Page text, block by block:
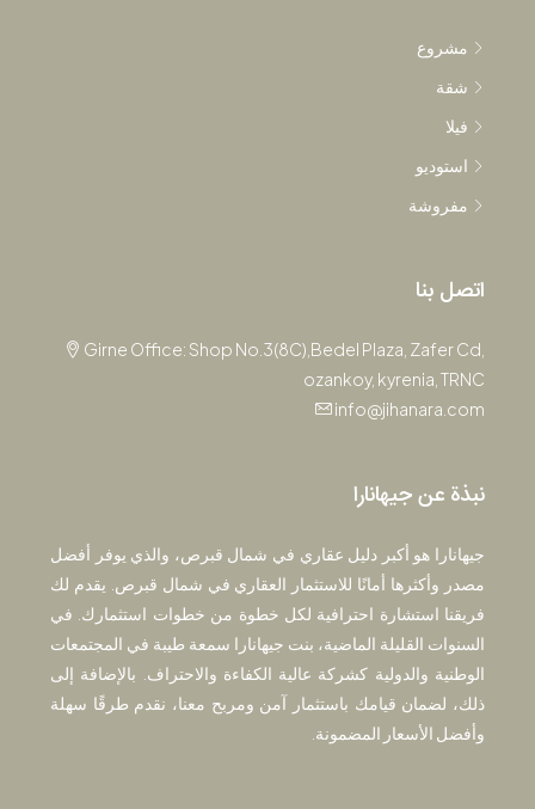
مشروع
شقة
فيلا
استوديو
مفروشة
اتصل بنا
Girne Office: Shop No.3(8C),Bedel Plaza, Zafer Cd,
ozankoy, kyrenia, TRNC
info@jihanara.com
نبذة عن جيهانارا
جيهانارا هو أكبر دليل عقاري في شمال قبرص، والذي يوفر أفضل
مصدر وأكثرها أمانًا للاستثمار العقاري في شمال قبرص. يقدم لك
فريقنا استشارة احترافية لكل خطوة من خطوات استثمارك. في
السنوات القليلة الماضية، بنت جيهانارا سمعة طيبة في المجتمعات
الوطنية والدولية كشركة عالية الكفاءة والاحتراف. بالإضافة إلى
ذلك، لضمان قيامك باستثمار آمن ومربح معنا، نقدم طرقًا سهلة
وأفضل الأسعار المضمونة.